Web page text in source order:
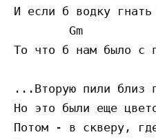
И если б водку
        Gm
То что б нам было с
...Вторую пили близ
Но это были еще
Потом - в скверу,